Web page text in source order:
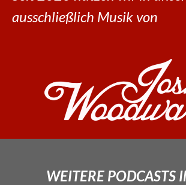
ausschließlich Musik von
WEITERE PODCASTS